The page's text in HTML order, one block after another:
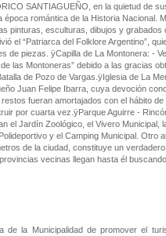
SANTIAGUEÑO, en la quietud de
época romántica de la Historia Nacional.
pinturas, esculturas, dibujos y
el “Patriarca del Folklore Argentino”,
de piezas. ÿCapilla de La Montonera: -
las Montoneras” debido a las gracias
de Pozo de Vargas.ÿIglesia de La
Juan Felipe Ibarra, cuya devoción
fueran amortajados con el hábito
por cuarta vez.ÿParque Aguirre -
el Jardín Zoológico, el Vivero Municipal,
y el Camping Municipal. Otro
de la ciudad, constituye un
vecinas llegan hasta él
de la Municipalidad de promover el